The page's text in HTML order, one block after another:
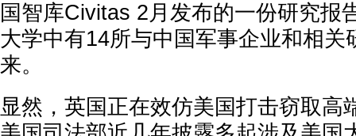
国智库Civitas 2月发布的一份研究报
大学中有14所与中国军事企业和相关
来。
显然，英国正在效仿美国打击窃取高